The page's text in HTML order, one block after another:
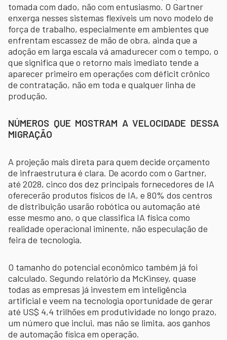
tomada com dado, não com entusiasmo. O Gartner
enxerga nesses sistemas flexíveis um novo modelo de
força de trabalho, especialmente em ambientes que
enfrentam escassez de mão de obra, ainda que a
adoção em larga escala vá amadurecer com o tempo, o
que significa que o retorno mais imediato tende a
aparecer primeiro em operações com déficit crônico
de contratação, não em toda e qualquer linha de
produção.
NÚMEROS QUE MOSTRAM A VELOCIDADE DESSA
MIGRAÇÃO
A projeção mais direta para quem decide orçamento
de infraestrutura é clara. De acordo com o Gartner,
até 2028, cinco dos dez principais fornecedores de IA
oferecerão produtos físicos de IA, e 80% dos centros
de distribuição usarão robótica ou automação até
esse mesmo ano, o que classifica IA física como
realidade operacional iminente, não especulação de
feira de tecnologia.
O tamanho do potencial econômico também já foi
calculado. Segundo relatório da McKinsey, quase
todas as empresas já investem em inteligência
artificial e veem na tecnologia oportunidade de gerar
até US$ 4,4 trilhões em produtividade no longo prazo,
um número que inclui, mas não se limita, aos ganhos
de automação física em operação.